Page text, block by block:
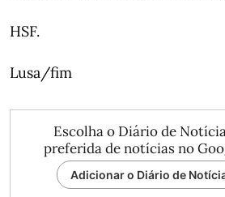
HSF.
Lusa/fim
Escolha o Diário de
preferida de notícias no
Adicionar o Diário de